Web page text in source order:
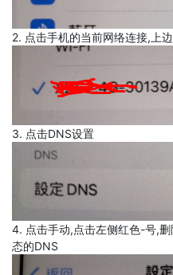
2. 点击手机的当前网络连接,上
3. 点击DNS设置
4. 点击手动,点击左侧红色-号,
态的DNS